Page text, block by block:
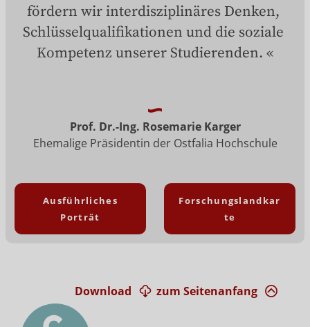
fördern wir interdisziplinäres Denken,
Schlüsselqualifikationen und die soziale
Kompetenz unserer Studierenden.
Prof. Dr.-Ing. Rosemarie Karger
Ehemalige Präsidentin der Ostfalia Hochschule
te
zum Seitenanfang
Download